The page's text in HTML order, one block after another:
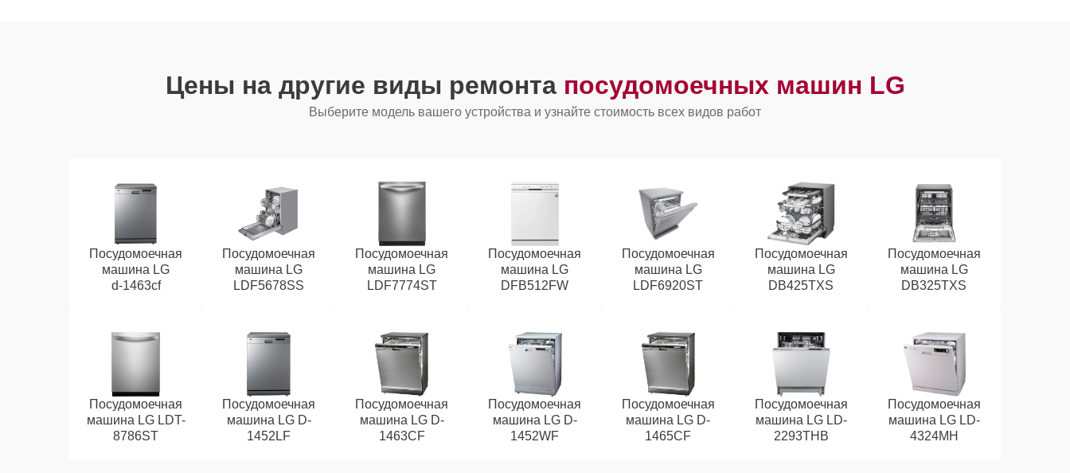
Цены на другие виды ремонта посудомоечных машин LG
Выберите модель вашего устройства и узнайте стоимость всех видов работ
Посудомоечная
машина LG
d‑1463cf
Посудомоечная
машина LG
LDF5678SS
Посудомоечная
машина LG
LDF7774ST
Посудомоечная
машина LG
DFB512FW
Посудомоечная
машина LG
LDF6920ST
Посудомоечная
машина LG
DB425TXS
Посудомоечная
машина LG
DB325TXS
Посудомоечная
машина LG LDT-
8786ST
Посудомоечная
машина LG D-
1452LF
Посудомоечная
машина LG D-
1463CF
Посудомоечная
машина LG D-
1452WF
Посудомоечная
машина LG D-
1465CF
Посудомоечная
машина LG LD-
2293THB
Посудомоечная
машина LG LD-
4324MH